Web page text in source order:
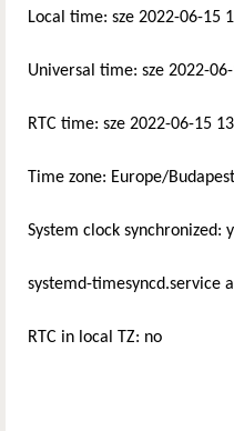
Local time: sze 2022-06-15
Universal time: sze 2022-
RTC time: sze 2022-06-15
Time zone: Europe/Budapest
System clock synchronized:
systemd-timesyncd.service
RTC in local TZ: no